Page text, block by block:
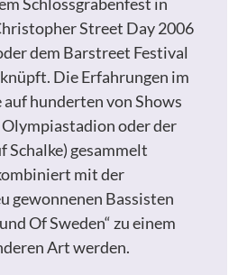
Street Day 2006
dem Barstreet Festival
Die Erfahrungen im
hunderten von Shows
oder der
Schalke) gesammelt
mit der
gewonnenen Bassisten
Of Sweden“ zu einem
Art werden.